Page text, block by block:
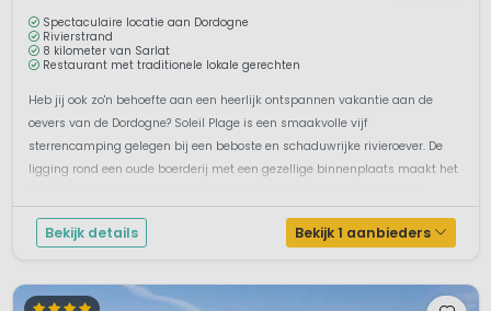
Spectaculaire locatie aan Dordogne
Rivierstrand
8 kilometer van Sarlat
Restaurant met traditionele lokale gerechten
Heb jij ook zo'n behoefte aan een heerlijk ontspannen vakantie aan de
oevers van de Dordogne? Soleil Plage is een smaakvolle vijf
sterrencamping gelegen bij een beboste en schaduwrijke rivieroever. De
ligging rond een oude boerderij met een gezellige binnenplaats maakt het
strandje, ...
Bekijk details Bekijk 1 aanbieders